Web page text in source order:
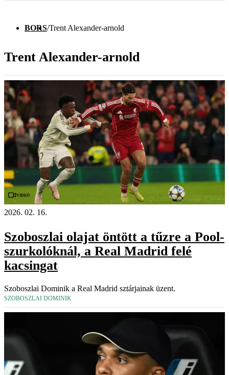
BORS/Trent Alexander-arnold
Trent Alexander-arnold
Videó
2026. 02. 16.
Szoboszlai olajat öntött a tűzre a Pool-
szurkolóknál, a Real Madrid felé
kacsingat
Szoboszlai Dominik a Real Madrid sztárjainak üzent.
SZOBOSZLAI DOMINIK